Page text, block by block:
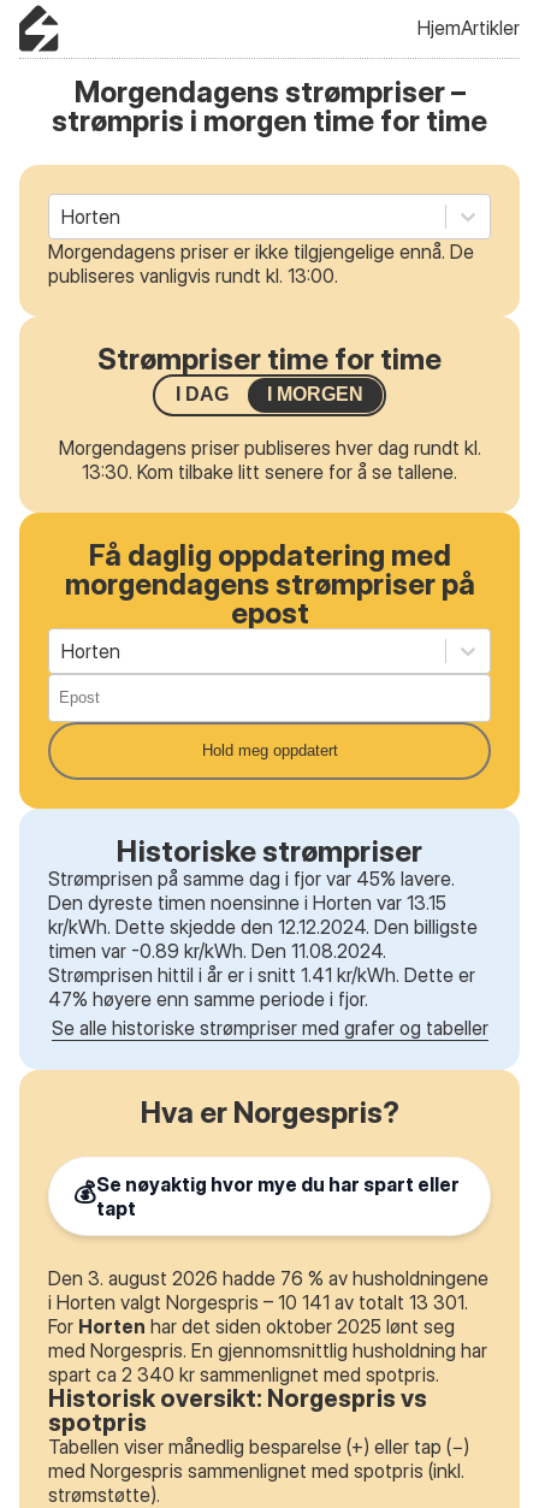
HjemArtikler
Morgendagens strømpriser –
strømpris i morgen time for time
Horten
Morgendagens priser er ikke tilgjengelige ennå. De
publiseres vanligvis rundt kl. 13:00.
Strømpriser time for time
I DAG I MORGEN
Morgendagens priser publiseres hver dag rundt kl.
13:30. Kom tilbake litt senere for å se tallene.
Få daglig oppdatering med
morgendagens strømpriser på
epost
Horten
Hold meg oppdatert
Historiske strømpriser
Strømprisen på samme dag i fjor var 45% lavere.
Den dyreste timen noensinne i Horten var 13.15
kr/kWh. Dette skjedde den 12.12.2024. Den billigste
timen var -0.89 kr/kWh. Den 11.08.2024.
Strømprisen hittil i år er i snitt 1.41 kr/kWh. Dette er
47% høyere enn samme periode i fjor.
Se alle historiske strømpriser med grafer og tabeller
Hva er Norgespris?
💰Se nøyaktig hvor mye du har spart eller
tapt
Den 3. august 2026 hadde 76 % av husholdningene
i Horten valgt Norgespris – 10 141 av totalt 13 301.
For Horten har det siden oktober 2025 lønt seg
med Norgespris. En gjennomsnittlig husholdning har
spart ca 2 340 kr sammenlignet med spotpris.
Historisk oversikt: Norgespris vs
spotpris
Tabellen viser månedlig besparelse (+) eller tap (−)
med Norgespris sammenlignet med spotpris (inkl.
strømstøtte).